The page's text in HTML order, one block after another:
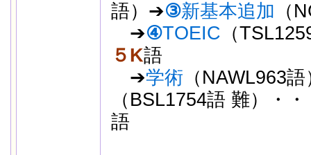
語）➔③新基本追加 （
➔④TOEIC （
５K語
➔学術 （NAWL963
（BSL1754語 難）・
語